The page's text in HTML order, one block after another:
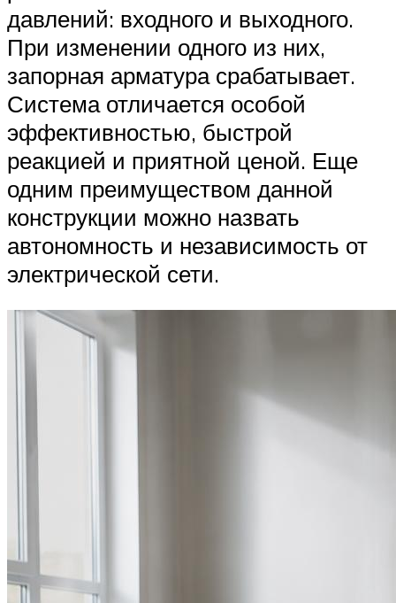
давлений: входного и выходного.
При изменении одного из них,
запорная арматура срабатывает.
Система отличается особой
эффективностью, быстрой
реакцией и приятной ценой. Еще
одним преимуществом данной
конструкции можно назвать
автономность и независимость от
электрической сети.